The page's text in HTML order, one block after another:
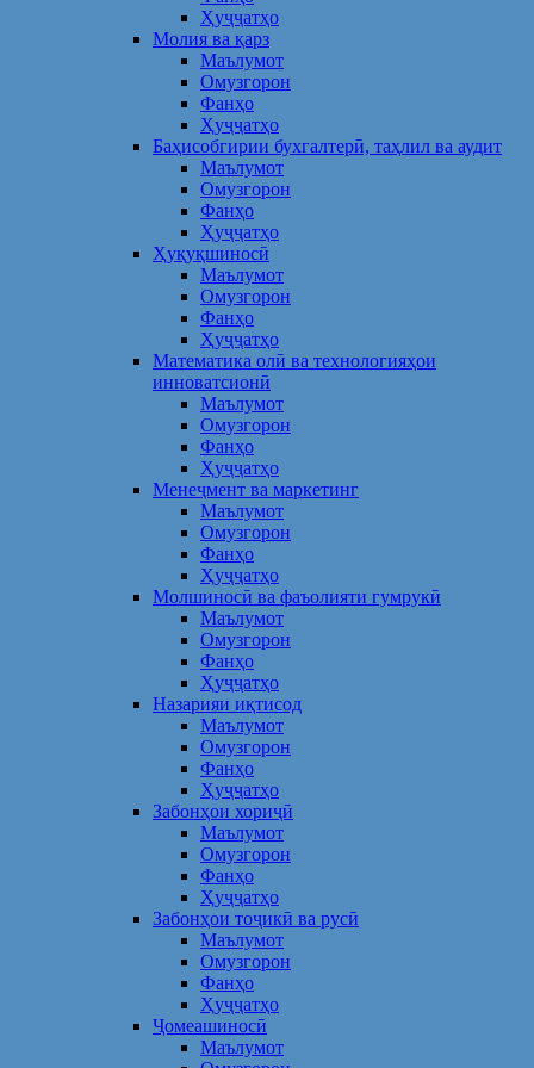
Ҳуҷҷатҳо
Молия ва қарз
Маълумот
Омузгорон
Фанҳо
Ҳуҷҷатҳо
Баҳисобгирии бухгалтерӣ, таҳлил ва аудит
Маълумот
Омузгорон
Фанҳо
Ҳуҷҷатҳо
Ҳуқуқшиносӣ
Маълумот
Омузгорон
Фанҳо
Ҳуҷҷатҳо
Математика олӣ ва технологияҳои
инноватсионӣ
Маълумот
Омузгорон
Фанҳо
Ҳуҷҷатҳо
Менеҷмент ва маркетинг
Маълумот
Омузгорон
Фанҳо
Ҳуҷҷатҳо
Молшиносӣ ва фаъолияти гумрукӣ
Маълумот
Омузгорон
Фанҳо
Ҳуҷҷатҳо
Назарияи иқтисод
Маълумот
Омузгорон
Фанҳо
Ҳуҷҷатҳо
Забонҳои хориҷӣ
Маълумот
Омузгорон
Фанҳо
Ҳуҷҷатҳо
Забонҳои тоҷикӣ ва русӣ
Маълумот
Омузгорон
Фанҳо
Ҳуҷҷатҳо
Ҷомеашиносӣ
Маълумот